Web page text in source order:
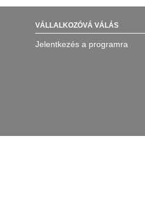
VÁLLALKOZÓVÁ VÁLÁS
Jelentkezés a programra